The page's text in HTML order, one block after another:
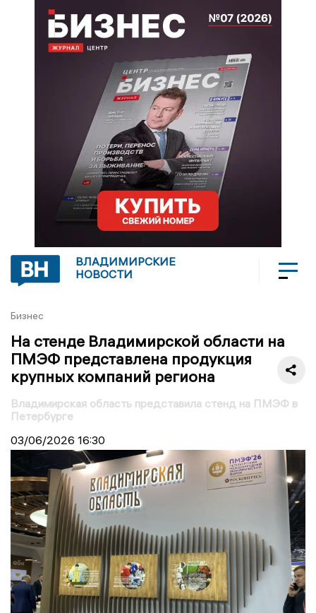
ВЛАДИМИРСКИЕ
НОВОСТИ
Бизнес
На стенде Владимирской области на
ПМЭФ представлена продукция
крупных компаний региона
Владимирская область представила стенд на ПМЭФ в
Петербурге
03/06/2026 16:30